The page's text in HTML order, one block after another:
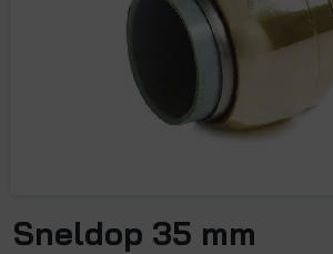
Sneldop 35 mm